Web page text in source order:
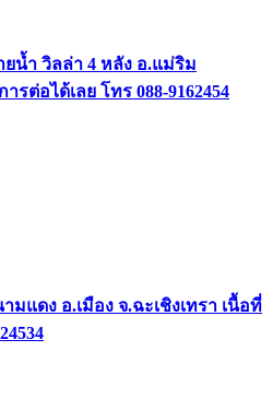
น้ำ วิลล่า 4 หลัง อ.แม่ริม
ต่อได้เลย โทร 088-9162454
แดง อ.เมือง จ.ฉะเชิงเทรา เนื้อที่